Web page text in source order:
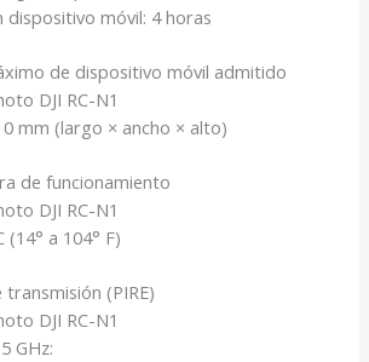
dispositivo móvil: 4 horas
de dispositivo móvil admitido
DJI RC-N1
mm (largo × ancho × alto)
de funcionamiento
DJI RC-N1
(14° a 104° F)
(PIRE)
DJI RC-N1
GHz: